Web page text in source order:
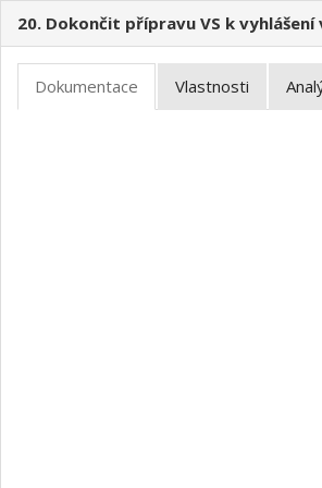
20. Dokončit přípravu VS k vyhlášení